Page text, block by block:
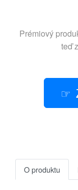
Prémiový
teď
O produktu